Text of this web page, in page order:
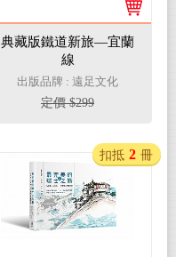
典藏版鐵道新旅—宜蘭
線
出版品牌 : 遠足文化
定價 $299
扣抵 2 冊